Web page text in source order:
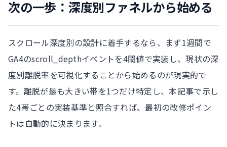
次の一歩：深度別ファネルから始める
スクロール深度別の設計に着手するなら、まず1週間で
GA4のscroll_depthイベントを4閾値で実装し、現状の深
度別離脱率を可視化することから始めるのが現実的で
す。離脱が最も大きい帯を1つだけ特定し、本記事で示し
た4帯ごとの実装基準と照合すれば、最初の改修ポイン
トは自動的に決まります。